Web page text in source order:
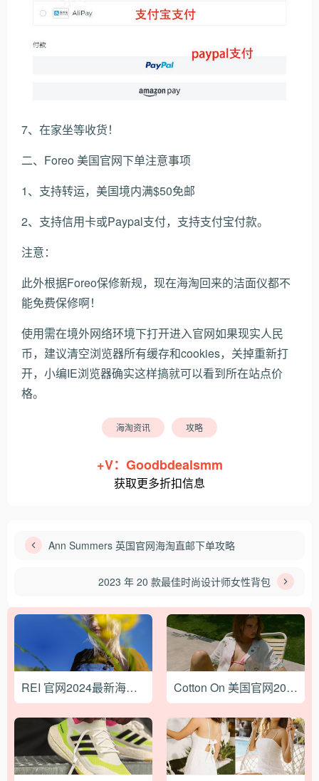
7、在家坐等收货！
二、Foreo 美国官网下单注意事项
1、支持转运，美国境内满$50免邮
2、支持信用卡或Paypal支付，支持支付宝付款。
注意：
此外根据Foreo保修新规，现在海淘回来的洁面仪都不
能免费保修啊！
使用需在境外网络环境下打开进入官网如果现实人民
币，建议清空浏览器所有缓存和cookies，关掉重新打
开，小编IE浏览器确实这样搞就可以看到所在站点价
格。
海淘资讯 攻略
+V：Goodbdealsmm
获取更多折扣信息
Ann Summers 英国官网海淘直邮下单攻略
2023 年 20 款最佳时尚设计师女性背包
REI 官网2024最新海淘下单教程 Cotton On 美国官网2023最新海淘直邮攻略教程